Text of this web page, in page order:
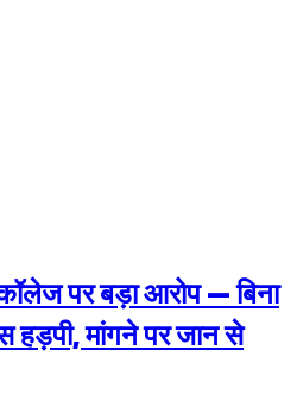
पर बड़ा आरोप — बिना
हड़पी, मांगने पर जान से